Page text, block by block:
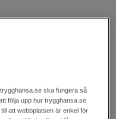
ska fungera så
följa upp hur trygghansa.se
att webbplatsen är enkel för